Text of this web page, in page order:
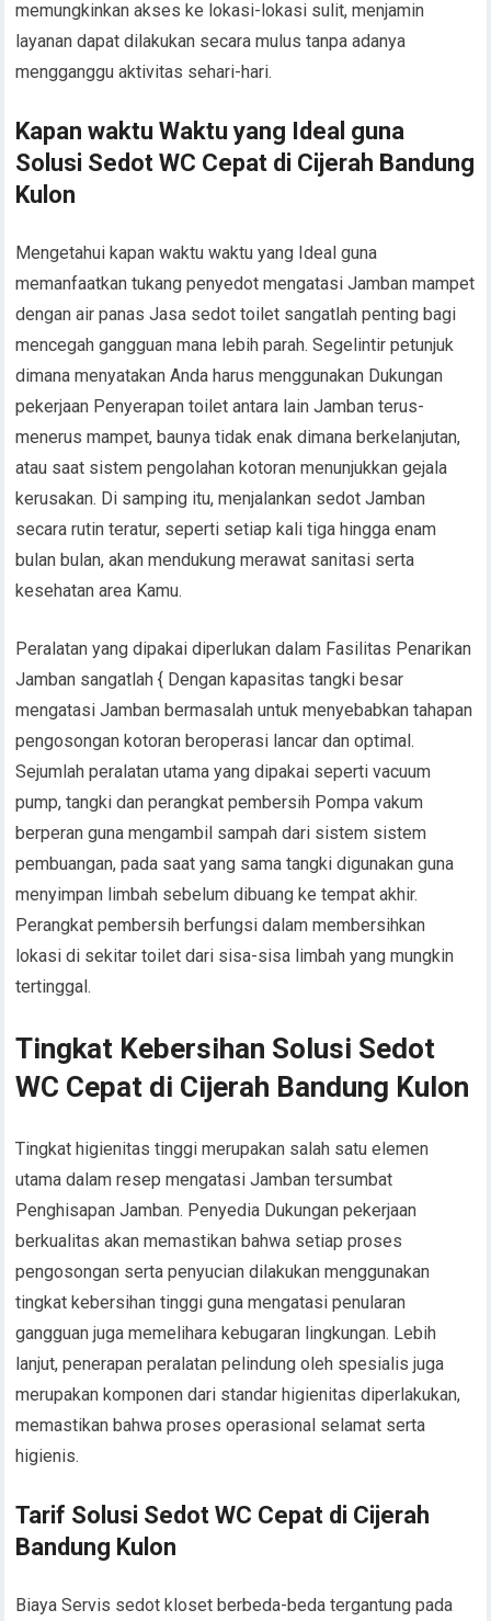
memungkinkan akses ke lokasi-lokasi sulit, menjamin
layanan dapat dilakukan secara mulus tanpa adanya
mengganggu aktivitas sehari-hari.
Kapan waktu Waktu yang Ideal guna
Solusi Sedot WC Cepat di Cijerah Bandung
Kulon
Mengetahui kapan waktu waktu yang Ideal guna
memanfaatkan tukang penyedot mengatasi Jamban mampet
dengan air panas Jasa sedot toilet sangatlah penting bagi
mencegah gangguan mana lebih parah. Segelintir petunjuk
dimana menyatakan Anda harus menggunakan Dukungan
pekerjaan Penyerapan toilet antara lain Jamban terus-
menerus mampet, baunya tidak enak dimana berkelanjutan,
atau saat sistem pengolahan kotoran menunjukkan gejala
kerusakan. Di samping itu, menjalankan sedot Jamban
secara rutin teratur, seperti setiap kali tiga hingga enam
bulan bulan, akan mendukung merawat sanitasi serta
kesehatan area Kamu.
Peralatan yang dipakai diperlukan dalam Fasilitas Penarikan
Jamban sangatlah { Dengan kapasitas tangki besar
mengatasi Jamban bermasalah untuk menyebabkan tahapan
pengosongan kotoran beroperasi lancar dan optimal.
Sejumlah peralatan utama yang dipakai seperti vacuum
pump, tangki dan perangkat pembersih Pompa vakum
berperan guna mengambil sampah dari sistem sistem
pembuangan, pada saat yang sama tangki digunakan guna
menyimpan limbah sebelum dibuang ke tempat akhir.
Perangkat pembersih berfungsi dalam membersihkan
lokasi di sekitar toilet dari sisa-sisa limbah yang mungkin
tertinggal.
Tingkat Kebersihan Solusi Sedot
WC Cepat di Cijerah Bandung Kulon
Tingkat higienitas tinggi merupakan salah satu elemen
utama dalam resep mengatasi Jamban tersumbat
Penghisapan Jamban. Penyedia Dukungan pekerjaan
berkualitas akan memastikan bahwa setiap proses
pengosongan serta penyucian dilakukan menggunakan
tingkat kebersihan tinggi guna mengatasi penularan
gangguan juga memelihara kebugaran lingkungan. Lebih
lanjut, penerapan peralatan pelindung oleh spesialis juga
merupakan komponen dari standar higienitas diperlakukan,
memastikan bahwa proses operasional selamat serta
higienis.
Tarif Solusi Sedot WC Cepat di Cijerah
Bandung Kulon
Biaya Servis sedot kloset berbeda-beda tergantung pada